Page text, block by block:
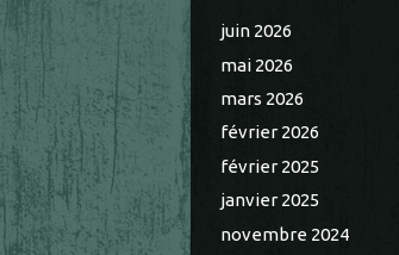
juin 2026
mai 2026
mars 2026
février 2026
février 2025
janvier 2025
novembre 2024